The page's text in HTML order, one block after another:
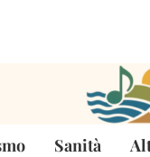
Sanità